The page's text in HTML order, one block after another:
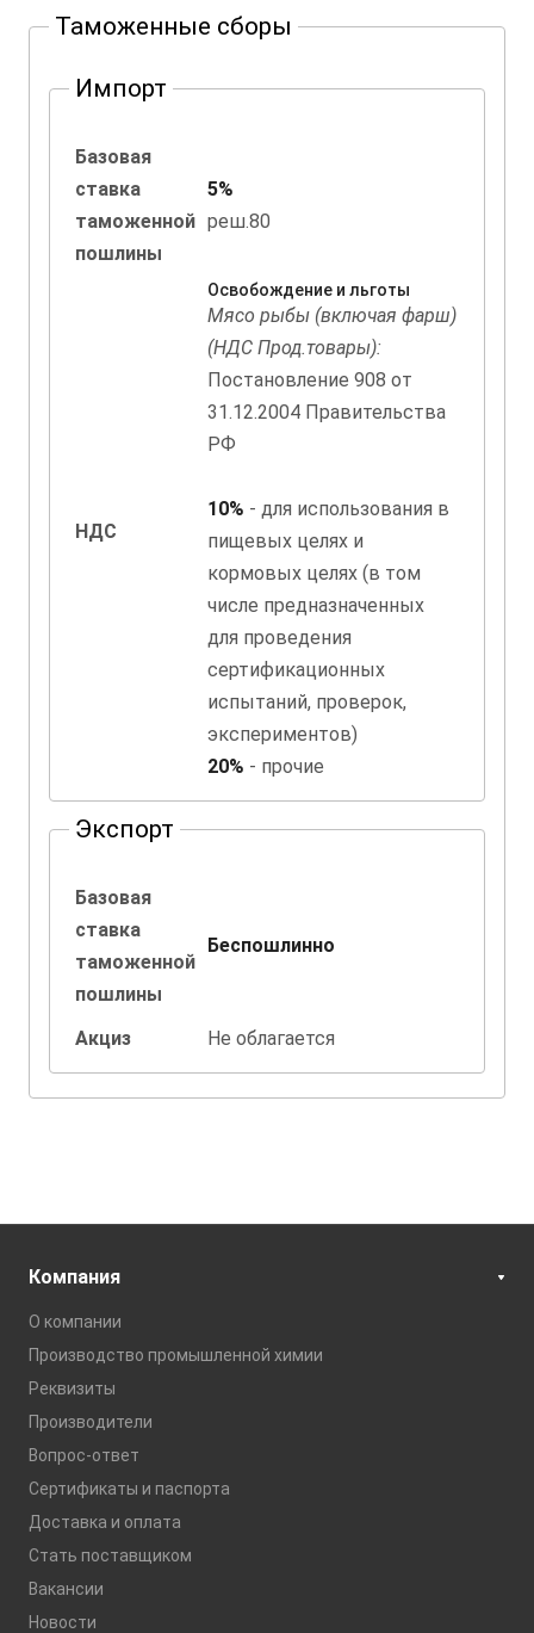
Таможенные сборы
Импорт
Базовая
ставка
таможенной
пошлины
5%
реш.80
НДС
Освобождение и льготы
Мясо рыбы (включая фарш)
(НДС Прод.товары):
Постановление 908 от
31.12.2004 Правительства
РФ
10% - для использования в
пищевых целях и
кормовых целях (в том
числе предназначенных
для проведения
сертификационных
испытаний, проверок,
экспериментов)
20% - прочие
Экспорт
Базовая
ставка
таможенной
пошлины
Беспошлинно
Акциз Не облагается
Компания
О компании
Производство промышленной химии
Реквизиты
Производители
Вопрос-ответ
Сертификаты и паспорта
Доставка и оплата
Стать поставщиком
Вакансии
Новости